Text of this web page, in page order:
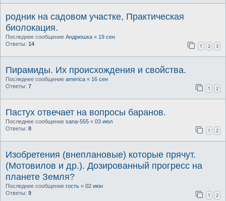
родник на садовом участке, Практическая
биолокация.
Последнее сообщение Андрюшка « 19 сен
Ответы: 14 1 2 3
Пирамиды. Их происхождения и свойства.
Последнее сообщение america « 16 сен
Ответы: 7 1 2
Пастух отвечает на вопросы баранов.
Последнее сообщение sana-555 « 03 июл
Ответы: 8 1 2
Изобретения (внеплановые) которые прячут.
(Мотовилов и др.). Дозированный прогресс на
планете Земля?
Последнее сообщение гость « 02 июн
Ответы: 9 1 2